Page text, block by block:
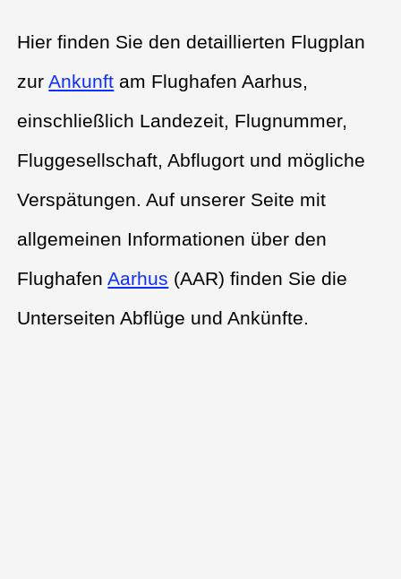
Hier finden Sie den detaillierten Flugplan
zurAnkunft am Flughafen Aarhus,
einschließlich Landezeit, Flugnummer,
Fluggesellschaft, Abflugort und mögliche
Verspätungen. Auf unserer Seite mit
allgemeinen Informationen über den
FlughafenAarhus (AAR) finden Sie die
Unterseiten Abflüge und Ankünfte.